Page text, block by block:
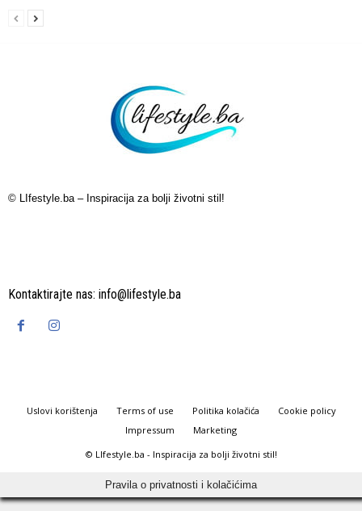
© LIfestyle.ba – Inspiracija za bolji životni stil!
Kontaktirajte nas: info@lifestyle.ba
Uslovi korištenja Terms of use Politika kolačića
Cookie policy
Impressum
Marketing
© LIfestyle.ba - Inspiracija za bolji životni stil!
Pravila o privatnosti i kolačićima